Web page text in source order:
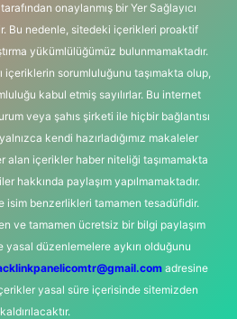
onaylanmış bir Yer Sağlayıcı
Bu nedenle, sitedeki içerikleri proaktif
yükümlülüğümüz bulunmamaktadır.
içeriklerin sorumluluğunu taşımakta olup,
kabul etmiş sayılırlar. Bu internet
veya şahıs şirketi ile hiçbir bağlantısı
kendi hazırladığımız makaleler
alan içerikler haber niteliği taşımamakta
hakkında paylaşım yapılmamaktadır.
isim benzerlikleri tamamen tesadüfidir.
ve tamamen ücretsiz bir bilgi paylaşım
düzenlemelere aykırı olduğunu
adresine
yasal süre içerisinde sitemizden
kaldırılacaktır.